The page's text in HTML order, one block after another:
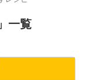
一覧